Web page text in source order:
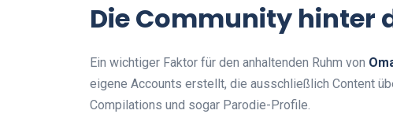
Die Community hinter
Ein wichtiger Faktor für den anhaltenden Ruhm von
eigene Accounts erstellt, die ausschließlich Content
Compilations und sogar Parodie-Profile.